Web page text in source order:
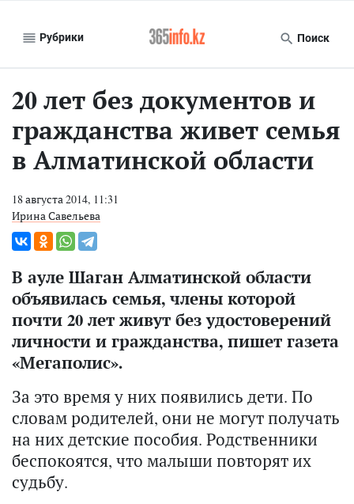
Рубрики Поиск
20 лет без документов и
гражданства живет семья
в Алматинской области
18 августа 2014, 11:31
Ирина Савельева
В ауле Шаган Алматинской области
объявилась семья, члены которой
почти 20 лет живут без удостоверений
личности и гражданства, пишет газета
«Мегаполис».
За это время у них появились дети. По
словам родителей, они не могут получать
на них детские пособия. Родственники
беспокоятся, что малыши повторят их
судьбу.